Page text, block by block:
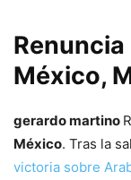
México,
gerardo martino
México. Tras la
victoria sobre